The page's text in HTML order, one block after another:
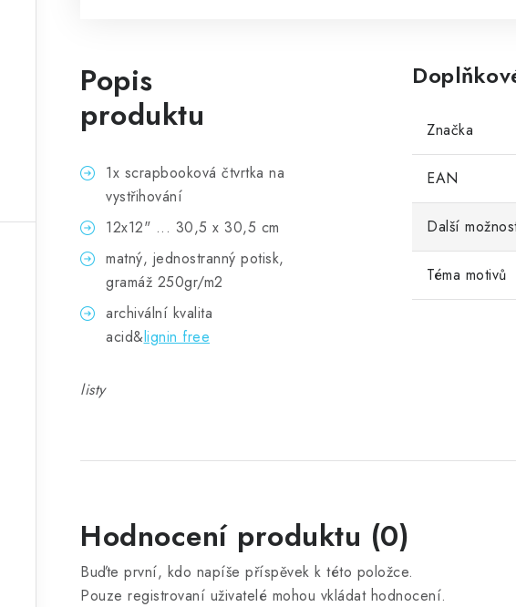
Popis
produktu
1x scrapbooková čtvrtka na
vystřihování
12x12" ... 30,5 x 30,5 cm
matný, jednostranný potisk,
gramáž 250gr/m2
archivální kvalita
acid&lignin free
listy
Značka
EAN
Další
Téma motivů
Hodnocení produktu (0)
Buďte první, kdo napíše příspěvek k této položce.
Pouze registrovaní uživatelé mohou vkládat hodnocení.